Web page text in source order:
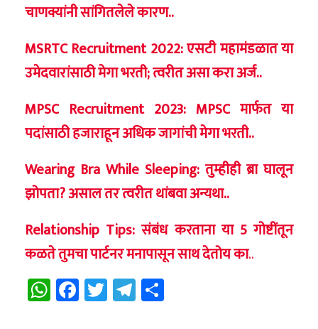
चाणक्यांनी सांगितलेले कारण..
MSRTC Recruitment 2022: एसटी महामंडळात या
उमेदवारांसाठी मेगा भरती; त्वरीत असा करा अर्ज..
MPSC Recruitment 2023: MPSC मार्फत या
पदांसाठी हजाराहून अधिक जागांची मेगा भरती..
Wearing Bra While Sleeping: तुम्हीही ब्रा घालून
झोपता? असाल तर त्वरीत थांबवा अन्यथा..
Relationship Tips: संबंध करताना या 5 गोष्टींतून
कळते तुमचा पार्टनर मनापासून साथ देतोय का..
WhatsApp
Facebook
TwitterTelegram